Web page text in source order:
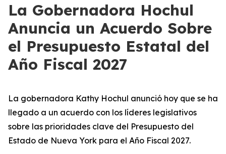
La Gobernadora Hochul
Anuncia un Acuerdo Sobre
el Presupuesto Estatal del
Año Fiscal 2027
La gobernadora Kathy Hochul anunció hoy que se ha
llegado a un acuerdo con los líderes legislativos
sobre las prioridades clave del Presupuesto del
Estado de Nueva York para el Año Fiscal 2027.